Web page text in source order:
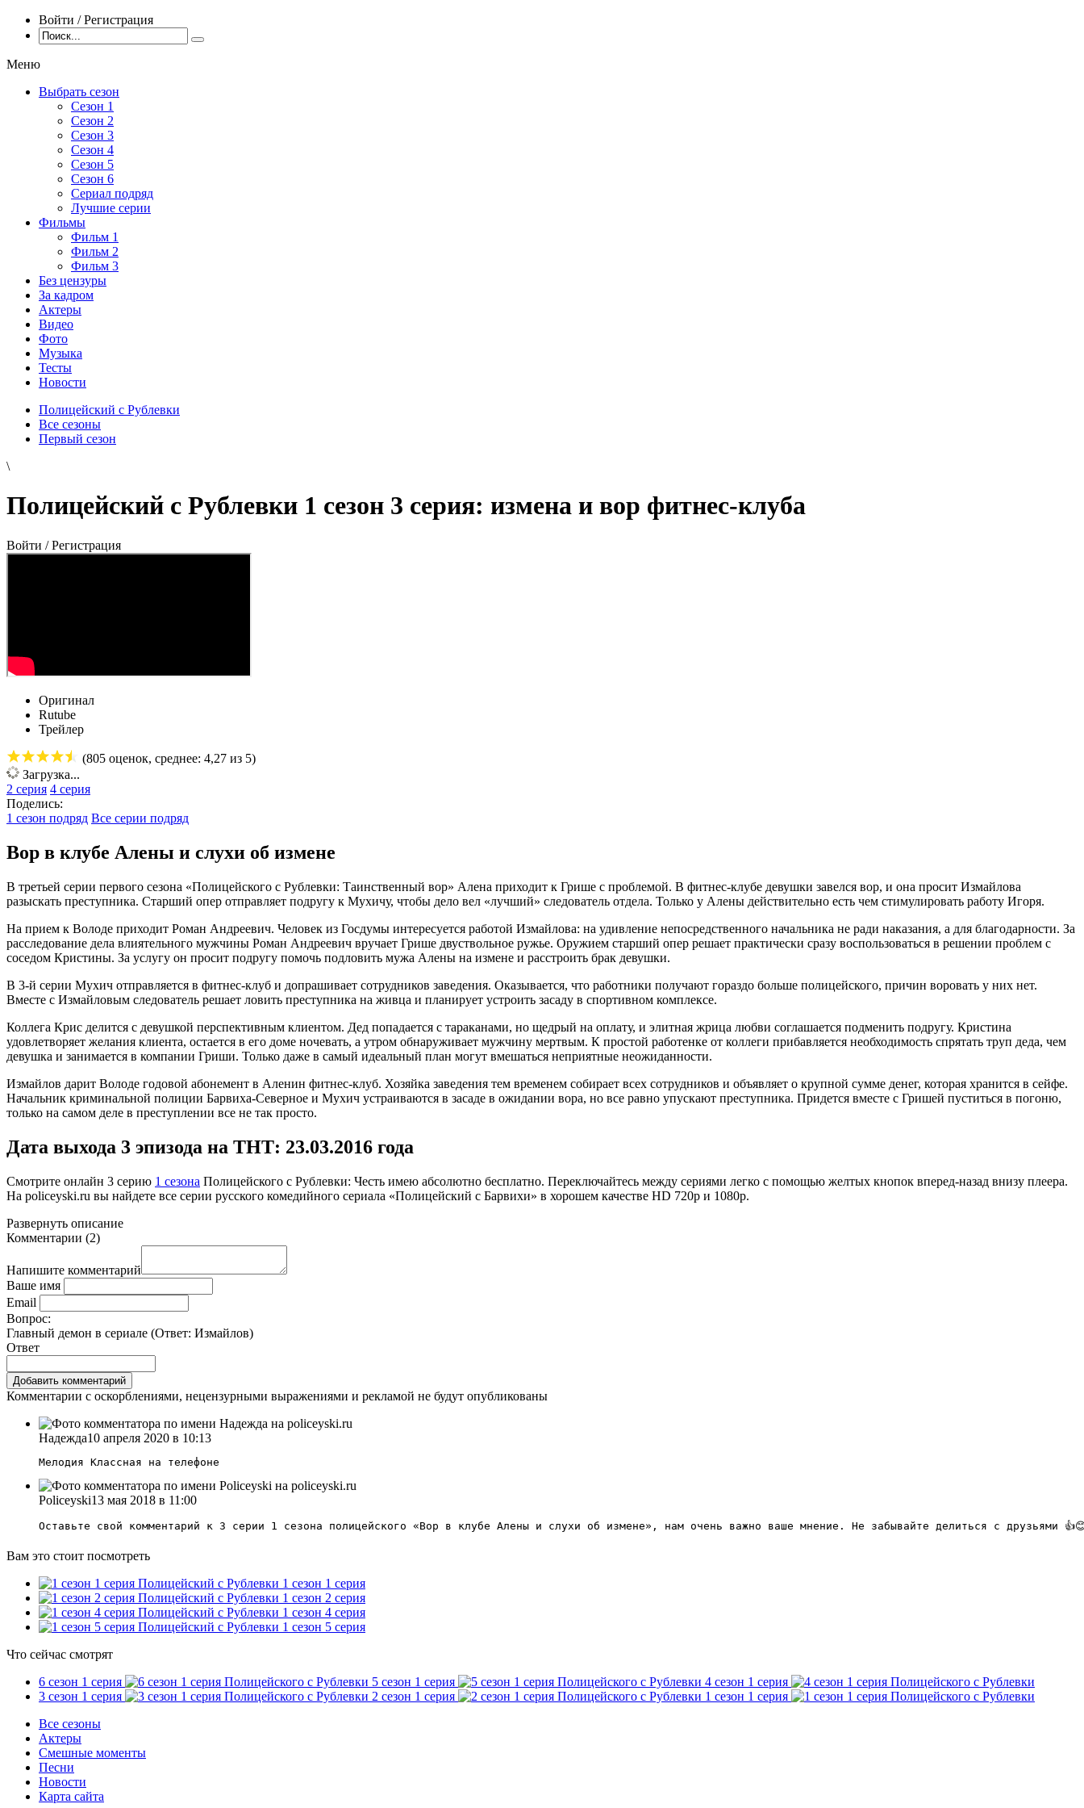
Войти / Регистрация
Меню
Выбрать сезон
Сезон 1
Сезон 2
Сезон 3
Сезон 4
Сезон 5
Сезон 6
Сериал подряд
Лучшие серии
Фильмы
Фильм 1
Фильм 2
Фильм 3
Без цензуры
За кадром
Актеры
Видео
Фото
Музыка
Тесты
Новости
Полицейский с Рублевки
Все сезоны
Первый сезон
\
Полицейский с Рублевки 1 сезон 3 серия: измена и вор фитнес-клуба
Войти / Регистрация
Оригинал
Rutube
Трейлер
(805 оценок, среднее: 4,27 из 5)
Загрузка...
2 серия 4 серия
Поделись:
1 сезон подряд Все серии подряд
Вор в клубе Алены и слухи об измене
В третьей серии первого сезона «Полицейского с Рублевки: Таинственный вор» Алена приходит к Грише с проблемой. В фитнес-клубе девушки завелся вор, и она просит Измайлова
разыскать преступника. Старший опер отправляет подругу к Мухичу, чтобы дело вел «лучший» следователь отдела. Только у Алены действительно есть чем стимулировать работу Игоря.
На прием к Володе приходит Роман Андреевич. Человек из Госдумы интересуется работой Измайлова: на удивление непосредственного начальника не ради наказания, а для благодарности. За
расследование дела влиятельного мужчины Роман Андреевич вручает Грише двуствольное ружье. Оружием старший опер решает практически сразу воспользоваться в решении проблем с
соседом Кристины. За услугу он просит подругу помочь подловить мужа Алены на измене и расстроить брак девушки.
В 3-й серии Мухич отправляется в фитнес-клуб и допрашивает сотрудников заведения. Оказывается, что работники получают гораздо больше полицейского, причин воровать у них нет.
Вместе с Измайловым следователь решает ловить преступника на живца и планирует устроить засаду в спортивном комплексе.
Коллега Крис делится с девушкой перспективным клиентом. Дед попадается с тараканами, но щедрый на оплату, и элитная жрица любви соглашается подменить подругу. Кристина
удовлетворяет желания клиента, остается в его доме ночевать, а утром обнаруживает мужчину мертвым. К простой работенке от коллеги прибавляется необходимость спрятать труп деда, чем
девушка и занимается в компании Гриши. Только даже в самый идеальный план могут вмешаться неприятные неожиданности.
Измайлов дарит Володе годовой абонемент в Аленин фитнес-клуб. Хозяйка заведения тем временем собирает всех сотрудников и объявляет о крупной сумме денег, которая хранится в сейфе.
Начальник криминальной полиции Барвиха-Северное и Мухич устраиваются в засаде в ожидании вора, но все равно упускают преступника. Придется вместе с Гришей пуститься в погоню,
только на самом деле в преступлении все не так просто.
Дата выхода 3 эпизода на ТНТ: 23.03.2016 года
Смотрите онлайн 3 серию 1 сезона Полицейского с Рублевки: Честь имею абсолютно бесплатно. Переключайтесь между сериями легко с помощью желтых кнопок вперед-назад внизу плеера.
На policeyski.ru вы найдете все серии русского комедийного сериала «Полицейский с Барвихи» в хорошем качестве HD 720p и 1080p.
Развернуть описание
Комментарии (2)
Напишите комментарий
Ваше имя
Email
Вопрос:
Главный демон в сериале (Ответ: Измайлов)
Ответ
Комментарии с оскорблениями, нецензурными выражениями и рекламой не будут опубликованы
Надежда10 апреля 2020 в 10:13
Мелодия Классная на телефоне
Policeyski13 мая 2018 в 11:00
Оставьте свой комментарий к 3 серии 1 сезона полицейского «Вор в клубе Алены и слухи об измене», нам очень важно ваше мнение. Не забывайте делиться с друзьями
Вам это стоит посмотреть
Полицейский с Рублевки 1 сезон 1 серия
Полицейский с Рублевки 1 сезон 2 серия
Полицейский с Рублевки 1 сезон 4 серия
Полицейский с Рублевки 1 сезон 5 серия
Что сейчас смотрят
6 сезон 1 серия
5 сезон 1 серия
4 сезон 1 серия
3 сезон 1 серия
2 сезон 1 серия
1 сезон 1 серия
Все сезоны
Актеры
Смешные моменты
Песни
Новости
Карта сайта